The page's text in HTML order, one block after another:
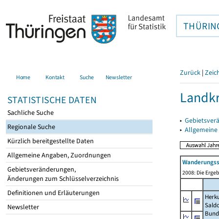
Home Kontakt Suche Newsletter
STATISTISCHE DATEN
Sachliche Suche
Regionale Suche
Kürzlich bereitgestellte Daten
Allgemeine Angaben, Zuordnungen
Gebietsveränderungen,
Änderungen zum Schlüsselverzeichnis
Definitionen und Erläuterungen
Newsletter
Zurück |
▸
▸
2008: Die